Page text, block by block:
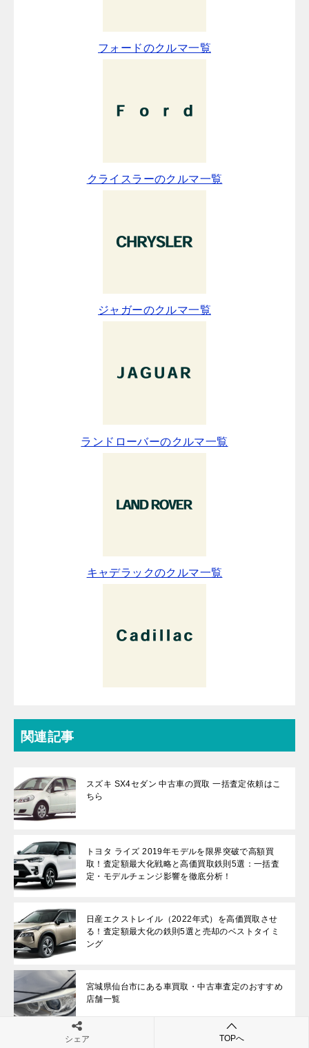
フォードのクルマ一覧
クライスラーのクルマ一覧
ジャガーのクルマ一覧
ランドローバーのクルマ一覧
キャデラックのクルマ一覧
関連記事
スズキ SX4セダン 中古車の買取 一括査定依頼はこ
ちら
トヨタ ライズ 2019年モデルを限界突破で高額買
取！査定額最大化戦略と高価買取鉄則5選：一括査
定・モデルチェンジ影響を徹底分析！
日産エクストレイル（2022年式）を高価買取させ
る！査定額最大化の鉄則5選と売却のベストタイミ
ング
宮城県仙台市にある車買取・中古車査定のおすすめ
店舗一覧
シェア TOPへ